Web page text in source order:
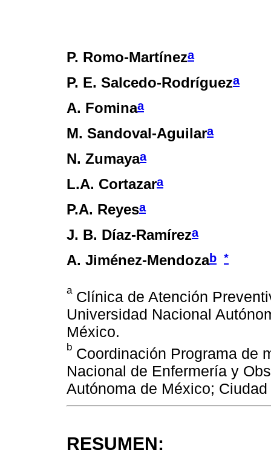
P. Romo-Martíneza
P. E. Salcedo-Rodrígueza
A. Fominaa
M. Sandoval-Aguilara
N. Zumayaa
L.A. Cortazara
P.A. Reyesa
J. B. Díaz-Ramíreza
A. Jiménez-Mendozab *
aClínica de Atención
Universidad Nacional
México.
b Coordinación Programa de
Nacional de Enfermería y
Autónoma de México;
RESUMEN: